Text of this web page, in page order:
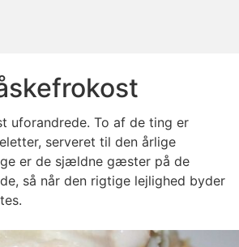
uforandrede. To af de ting er
serveret til den årlige
er de sjældne gæster på de
så når den rigtige lejlighed byder